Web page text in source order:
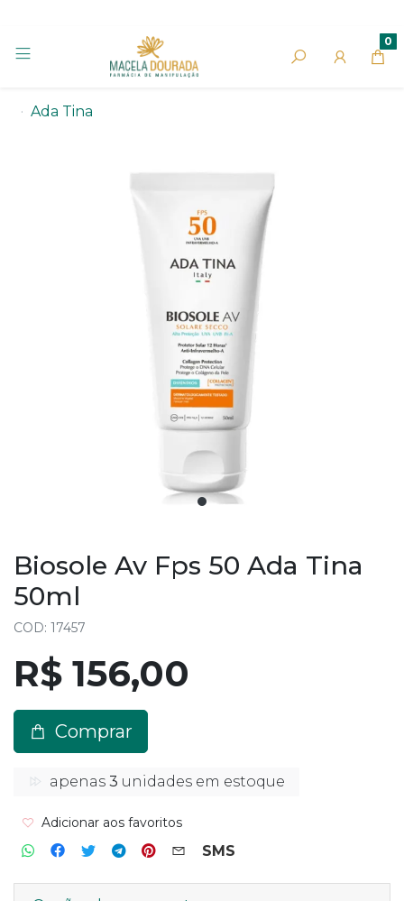
0
Ada Tina
Biosole Av Fps 50 Ada Tina
50ml
COD: 17457
R$ 156,00
Comprar
apenas 3 unidades em estoque
Adicionar aos favoritos
SMS